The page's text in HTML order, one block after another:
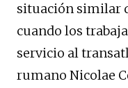
situación similar
cuando los
servicio al
rumano Nicolae